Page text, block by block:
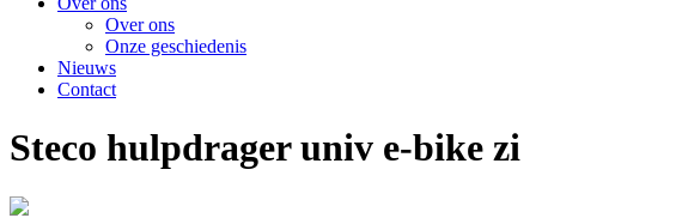
Over ons
Onze geschiedenis
Nieuws
Contact
Steco hulpdrager univ e-bike zi